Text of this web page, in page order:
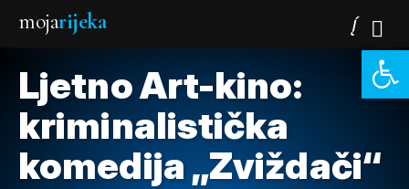
mojarijeka
Ljetno Art-kino:
kriminalistička
komedija „Zviždači“